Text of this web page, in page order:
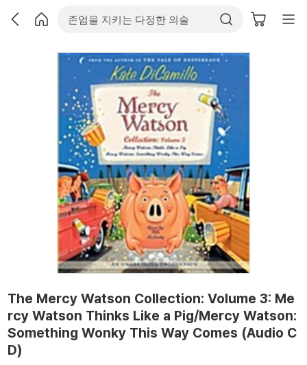
The Mercy Watson Collection: Volume 3: Me
rcy Watson Thinks Like a Pig/Mercy Watson:
Something Wonky This Way Comes (Audio C
D)